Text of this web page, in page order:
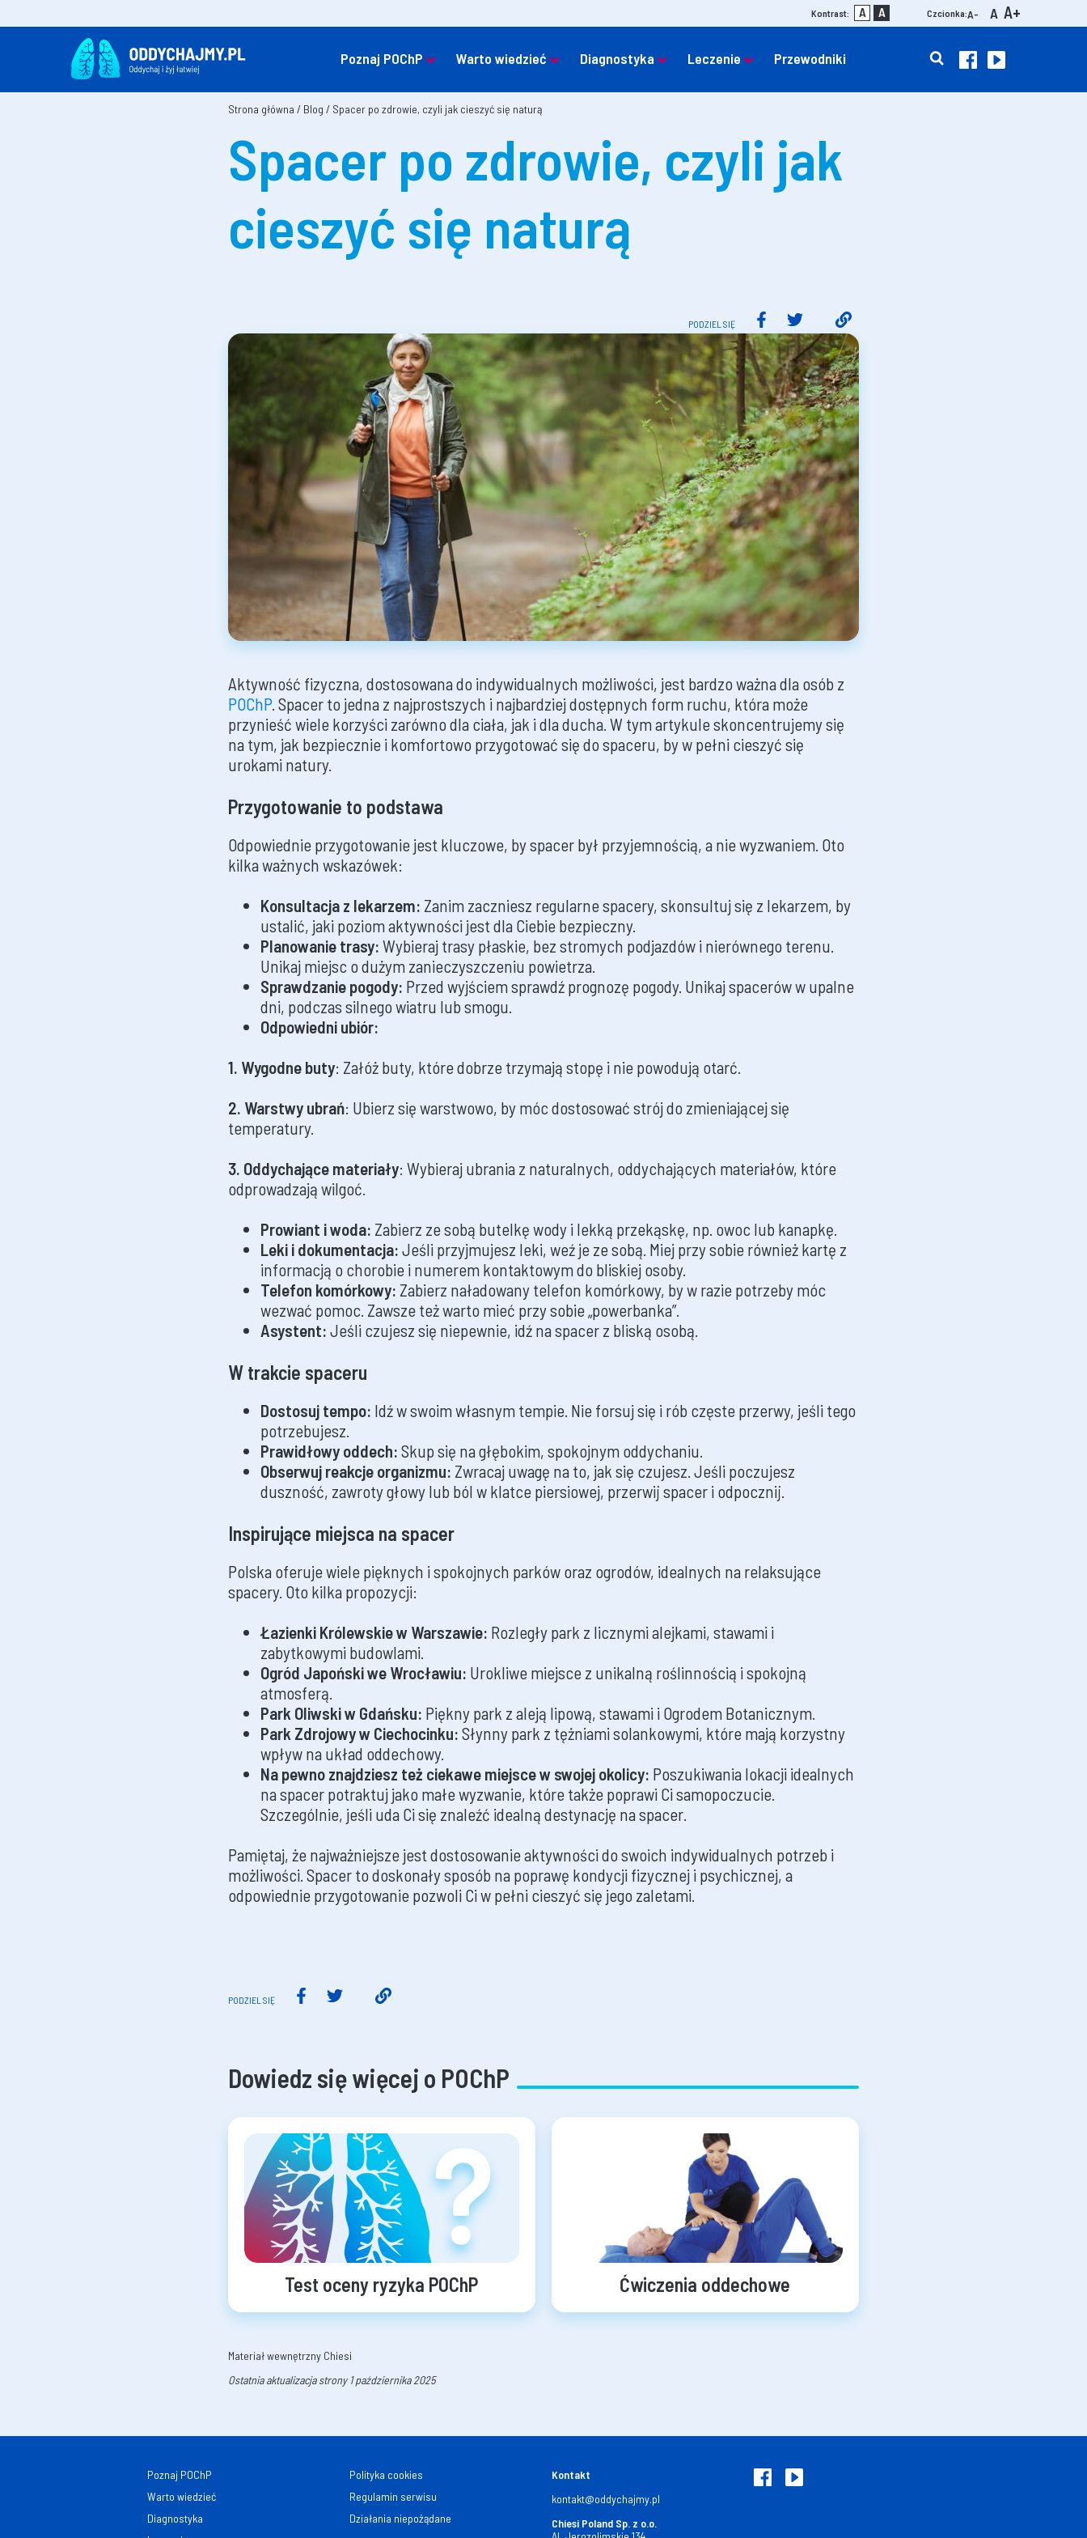
Kontrast: A A Czcionka:A- A A+
Poznaj POChP Warto wiedzieć Diagnostyka Leczenie Przewodniki
Strona główna / Blog / Spacer po zdrowie, czyli jak cieszyć się naturą
Spacer po zdrowie, czyli jak
cieszyć się naturą
PODZIEL SIĘ
Aktywność fizyczna, dostosowana do indywidualnych możliwości, jest bardzo ważna dla osób z
POChP. Spacer to jedna z najprostszych i najbardziej dostępnych form ruchu, która może
przynieść wiele korzyści zarówno dla ciała, jak i dla ducha. W tym artykule skoncentrujemy się
na tym, jak bezpiecznie i komfortowo przygotować się do spaceru, by w pełni cieszyć się
urokami natury.
Przygotowanie to podstawa
Odpowiednie przygotowanie jest kluczowe, by spacer był przyjemnością, a nie wyzwaniem. Oto
kilka ważnych wskazówek:
Konsultacja z lekarzem: Zanim zaczniesz regularne spacery, skonsultuj się z lekarzem, by
ustalić, jaki poziom aktywności jest dla Ciebie bezpieczny.
Planowanie trasy: Wybieraj trasy płaskie, bez stromych podjazdów i nierównego terenu.
Unikaj miejsc o dużym zanieczyszczeniu powietrza.
Sprawdzanie pogody: Przed wyjściem sprawdź prognozę pogody. Unikaj spacerów w upalne
dni, podczas silnego wiatru lub smogu.
Odpowiedni ubiór:
1. Wygodne buty: Załóż buty, które dobrze trzymają stopę i nie powodują otarć.
2. Warstwy ubrań: Ubierz się warstwowo, by móc dostosować strój do zmieniającej się
temperatury.
3. Oddychające materiały: Wybieraj ubrania z naturalnych, oddychających materiałów, które
odprowadzają wilgoć.
Prowiant i woda: Zabierz ze sobą butelkę wody i lekką przekąskę, np. owoc lub kanapkę.
Leki i dokumentacja: Jeśli przyjmujesz leki, weź je ze sobą. Miej przy sobie również kartę z
informacją o chorobie i numerem kontaktowym do bliskiej osoby.
Telefon komórkowy: Zabierz naładowany telefon komórkowy, by w razie potrzeby móc
wezwać pomoc. Zawsze też warto mieć przy sobie „powerbanka”.
Asystent: Jeśli czujesz się niepewnie, idź na spacer z bliską osobą.
W trakcie spaceru
Dostosuj tempo: Idź w swoim własnym tempie. Nie forsuj się i rób częste przerwy, jeśli tego
potrzebujesz.
Prawidłowy oddech: Skup się na głębokim, spokojnym oddychaniu.
Obserwuj reakcje organizmu: Zwracaj uwagę na to, jak się czujesz. Jeśli poczujesz
duszność, zawroty głowy lub ból w klatce piersiowej, przerwij spacer i odpocznij.
Inspirujące miejsca na spacer
Polska oferuje wiele pięknych i spokojnych parków oraz ogrodów, idealnych na relaksujące
spacery. Oto kilka propozycji:
Łazienki Królewskie w Warszawie: Rozległy park z licznymi alejkami, stawami i
zabytkowymi budowlami.
Ogród Japoński we Wrocławiu: Urokliwe miejsce z unikalną roślinnością i spokojną
atmosferą.
Park Oliwski w Gdańsku: Piękny park z aleją lipową, stawami i Ogrodem Botanicznym.
Park Zdrojowy w Ciechocinku: Słynny park z tężniami solankowymi, które mają korzystny
wpływ na układ oddechowy.
Na pewno znajdziesz też ciekawe miejsce w swojej okolicy: Poszukiwania lokacji idealnych
na spacer potraktuj jako małe wyzwanie, które także poprawi Ci samopoczucie.
Szczególnie, jeśli uda Ci się znaleźć idealną destynację na spacer.
Pamiętaj, że najważniejsze jest dostosowanie aktywności do swoich indywidualnych potrzeb i
możliwości. Spacer to doskonały sposób na poprawę kondycji fizycznej i psychicznej, a
odpowiednie przygotowanie pozwoli Ci w pełni cieszyć się jego zaletami.
PODZIEL SIĘ
Dowiedz się więcej o POChP
Test oceny ryzyka POChP Ćwiczenia oddechowe
Materiał wewnętrzny Chiesi
Ostatnia aktualizacja strony 1 października 2025
Poznaj POChP
Warto wiedzieć
Diagnostyka
Polityka cookies
Regulamin serwisu
Działania niepożądane
Kontakt
kontakt@oddychajmy.pl
Chiesi Poland Sp. z o.o.